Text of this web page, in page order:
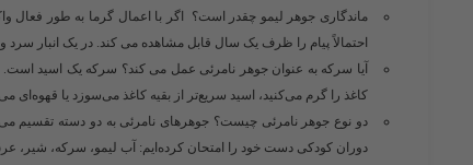
ماندگاری جوهر لیمو چقدر است؟ اگر با اعمال گرما به طور فعال
احتمالاً پیام را ظرف یک سال قابل مشاهده می کند. در یک انبار سرد و
آیا سرکه به عنوان جوهر نامرئی عمل می کند؟ سرکه یک اسید
کاغذ را گرم می‌کنید، اسید سریع‌تر از بقیه کاغذ می‌سوزد یا قهوه‌ای
دو نوع جوهر نامرئی چیست؟ جوهرهای نامرئی به دو دسته
دوران کودکی دست خود را امتحان کرده‌ایم: آب لیمو، سرکه، شیر،